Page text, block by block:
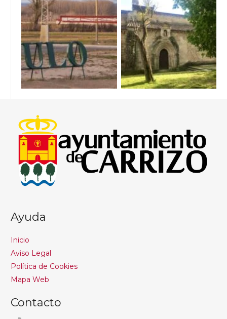
Ayuda
Inicio
Aviso Legal
Política de Cookies
Mapa Web
Contacto